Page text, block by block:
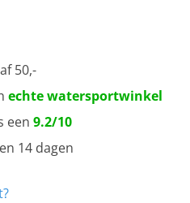
50,-
echte watersportwinkel
een 9.2/10
14 dagen